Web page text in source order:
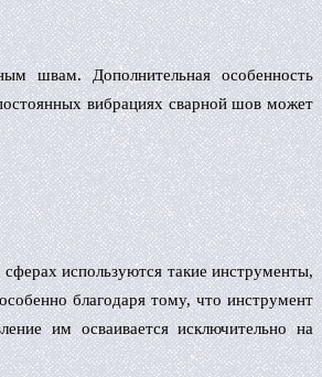
швам. Дополнительная особенность
вибрациях сварной шов может
используются такие инструменты,
благодаря тому, что инструмент
им осваивается исключительно на